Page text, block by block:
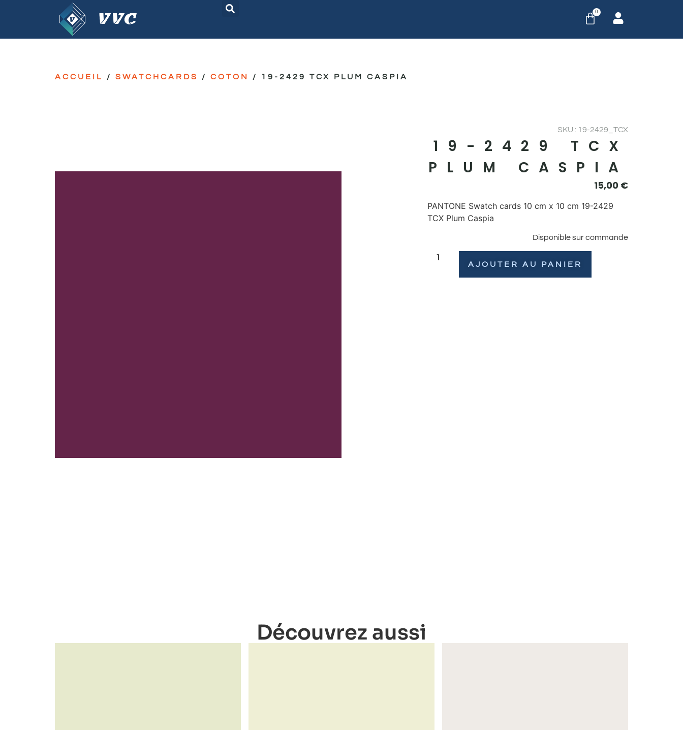
0
ACCUEIL / SWATCHCARDS / COTON / 19-2429 TCX PLUM CASPIA
SKU : 19-2429_TCX
19-2429 TCX
PLUM CASPIA
15,00 €
PANTONE Swatch cards 10 cm x 10 cm 19-2429
TCX Plum Caspia
Disponible sur commande
AJOUTER AU PANIER
Découvrez aussi